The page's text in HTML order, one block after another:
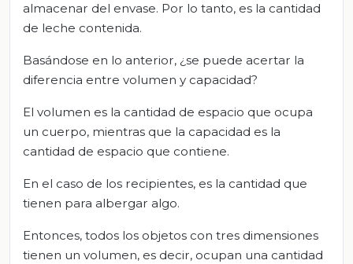
almacenar del envase. Por lo tanto, es la cantidad
de leche contenida.
Basándose en lo anterior, ¿se puede acertar la
diferencia entre volumen y capacidad?
El volumen es la cantidad de espacio que ocupa
un cuerpo, mientras que la capacidad es la
cantidad de espacio que contiene.
En el caso de los recipientes, es la cantidad que
tienen para albergar algo.
Entonces, todos los objetos con tres dimensiones
tienen un volumen, es decir, ocupan una cantidad